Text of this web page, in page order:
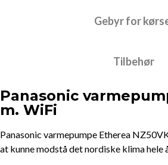
Gebyr for
Tilbehør
Panasonic
m. WiFi
Panasonic varmepumpe Etherea
at kunne modstå det nordiske klima hele